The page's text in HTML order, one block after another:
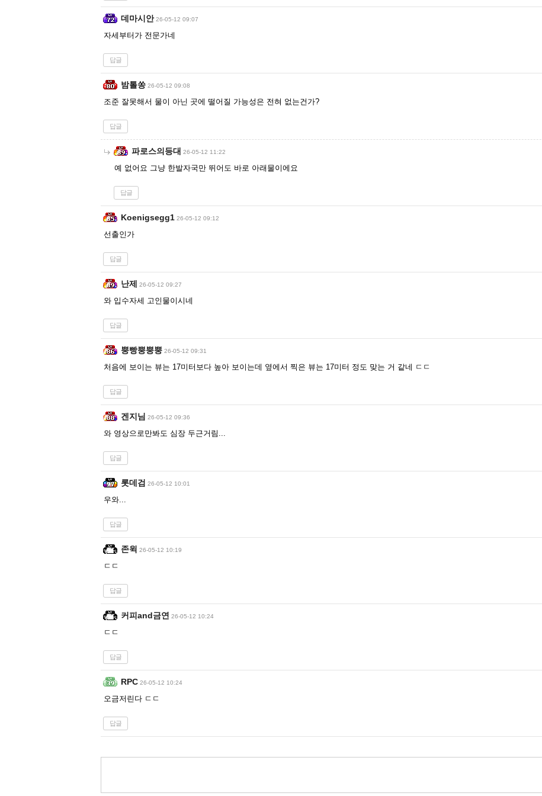
데마시안 26-05-12 09:07
자세부터가 전문가네
답글
밤톨쏭 26-05-12 09:08
조준 잘못해서 물이 아닌 곳에 떨어질 가능성은 전혀 없는건가?
답글
파로스의등대 26-05-12 11:22
예 없어요 그냥 한발자국만 뛰어도 바로 아래물이에요
답글
Koenigsegg1 26-05-12 09:12
선출인가
답글
난제 26-05-12 09:27
와 입수자세 고인물이시네
답글
뿡빵뿡뿡뿡 26-05-12 09:31
처음에 보이는 뷰는 17미터보다 높아 보이는데 옆에서 찍은 뷰는 17미터 정도 맞는 거 같네 ㄷㄷ
답글
겐지님 26-05-12 09:36
와 영상으로만봐도 심장 두근거림...
답글
롯데검 26-05-12 10:01
우와...
답글
존윅 26-05-12 10:19
ㄷㄷ
답글
커피and금연 26-05-12 10:24
ㄷㄷ
답글
RPC 26-05-12 10:24
오금저린다 ㄷㄷ
답글